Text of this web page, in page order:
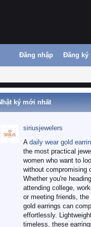
Đăng nhập Đăng ký
ký mới nhất
siriusjewelers
A daily wear gold
the most practical
women who want to
without compromising
Whether you're
attending college,
or meeting friends, the
gold earrings can
effortlessly.
timeless, these